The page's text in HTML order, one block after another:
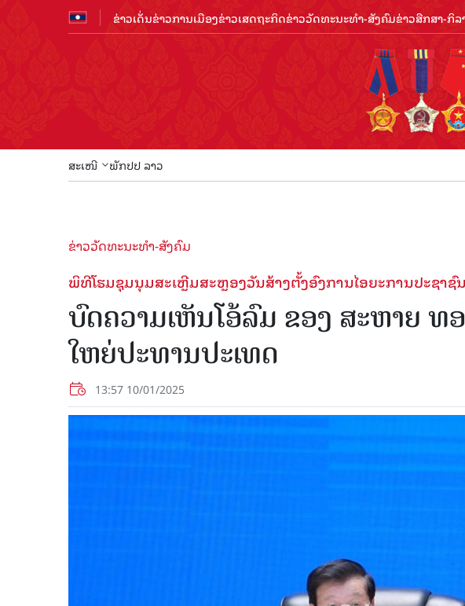
ຂ່າວເດັ່ນຂ່າວການເມືອງຂ່າວເສດຖະກິດຂ່າວວັດທະນະທຳ-ສັງຄົມຂ່າວສືກສາ-ກິລ
ສະເໜີ ພັກປປ ລາວ
ຂ່າວວັດທະນະທຳ-ສັງຄົມ
ພິທີໂຮມຊຸມນຸມສະເຫຼີມສະຫຼອງວັນສ້າງຕັ້ງອົງການໄອຍະການປະຊາຊົ
ບົດຄວາມເຫັນໂອ້ລົມ ຂອງ ສະຫາຍ ທ
ໃຫຍ່ປະທານປະເທດ
13:57 10/01/2025